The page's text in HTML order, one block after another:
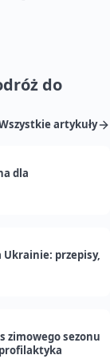
do
artykuły
dla
Ukrainie: przepisy,
zimowego sezonu